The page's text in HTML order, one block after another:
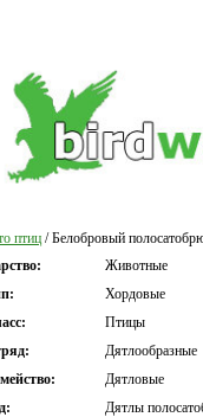
птиц / Белобровый
Животные
Хордовые
Птицы
Дятлообразные
Дятловые
Дятлы